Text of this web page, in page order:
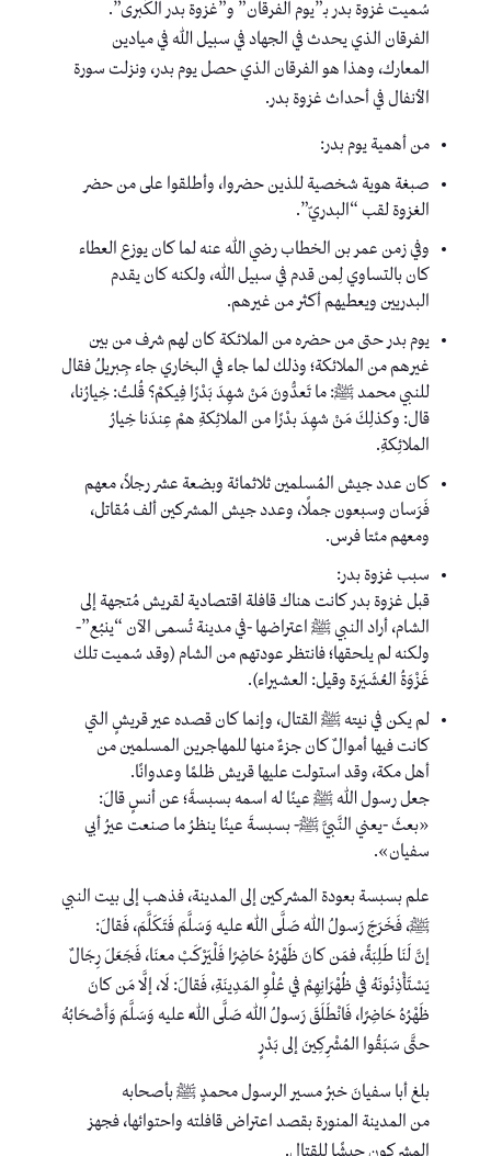
سُميت غزوة بدر بـ”يوم الفرقان” و”غزوة بدر الكُبرى”.
الفرقان الذي يحدث في الجهاد في سبيل الله في ميادين
المعارك، وهذا هو الفرقان الذي حصل يوم بدر، ونزلت سورة
الأنفال في أحداث غزوة بدر.
من أهمية يوم بدر:
صبغة هوية شخصية للذين حضروا، وأطلقوا على من حضر
الغزوة لقب “البدريّ”.
وفي زمن عمر بن الخطاب رضي الله عنه لما كان يوزع العطاء
كان بالتساوي لِمن قدم في سبيل الله، ولكنه كان يقدم
البدريين ويعطيهم أكثر من غيرهم.
يوم بدر حتى من حضره من الملائكة كان لهم شرف من بين
غيرهم من الملائكة؛ وذلك لما جاء في البخاري جاء جِبريلُ فقال
للنبي محمد ﷺ: ما تَعدُّونَ مَنْ شهِدَ بَدْرًا فِيكمْ؟ قُلتُ: خِيارُنا،
قال: وكذلِكَ مَنْ شهِدَ بدْرًا من الملائِكةِ همْ عِندَنا خِيارُ
الملائِكةِ.
كان عدد جيش المُسلمين ثلاثمائة وبضعة عشر رجلاً، معهم
فَرَسان وسبعون جملًا، وعدد جيش المشركين ألف مُقاتل،
ومعهم مئتا فرس.
سبب غزوة بدر:
قبل غزوة بدر كانت هناك قافلة اقتصادية لقريش مُتجهة إلى
الشام، أراد النبي ﷺ اعتراضها -في مدينة تُسمى الآن “ينبُع”-
ولكنه لم يلحقها؛ فانتظر عودتهم من الشام (وقد سُميت تلك
غَزْوَةُ العُشَيَرة وقيل: العشيراء).
لم يكن في نيته ﷺ القتال، وإنما كان قصده عير قريشٍ التي
كانت فيها أموالٌ كان جزءٌ منها للمهاجرين المسلمين من
أهل مكة، وقد استولت عليها قريش ظلمًا وعدوانًا.
جعل رسول الله ﷺ عينًا له اسمه بسبسةَ؛ عن أنسٍ قالَ:
«بعثَ -يعني النَّبيَّ ﷺ- بسبسةَ عينًا ينظرُ ما صنعت عيرُ أبي
سفيان».
علم بسبسة بعودة المشركين إلى المدينة، فذهب إلى بيت النبي
ﷺ، فَخَرَجَ رَسولُ اللهِ صَلَّى اللَّهُ عليه وَسَلَّمَ فَتَكَلَّمَ، فَقالَ:
إنَّ لَنَا طَلِبَةً، فمَن كانَ ظَهْرُهُ حَاضِرًا فَلْيَرْكَبْ معنَا، فَجَعَلَ رِجَالٌ
يَسْتَأْذِنُونَهُ في ظُهْرَانِهِمْ في عُلْوِ المَدِينَةِ، فَقالَ: لَا، إلَّا مَن كانَ
ظَهْرُهُ حَاضِرًا، فَانْطَلَقَ رَسولُ اللهِ صَلَّى اللَّهُ عليه وَسَلَّمَ وَأَصْحَابُهُ
حتَّى سَبَقُوا المُشْرِكِينَ إلى بَدْرٍ
بلغ أبا سفيانَ خبرُ مسير الرسول محمدٍ ﷺ بأصحابه
من المدينة المنورة بقصد اعتراض قافلته واحتوائها، فجهز
المشركون جيشًا للقتال.